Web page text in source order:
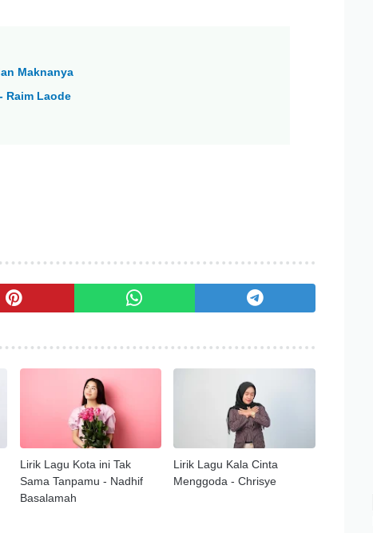
Maknanya
Raim Laode
Lirik Lagu Kota ini Tak
Sama Tanpamu - Nadhif
Basalamah
Lirik Lagu Kala Cinta
Menggoda - Chrisye